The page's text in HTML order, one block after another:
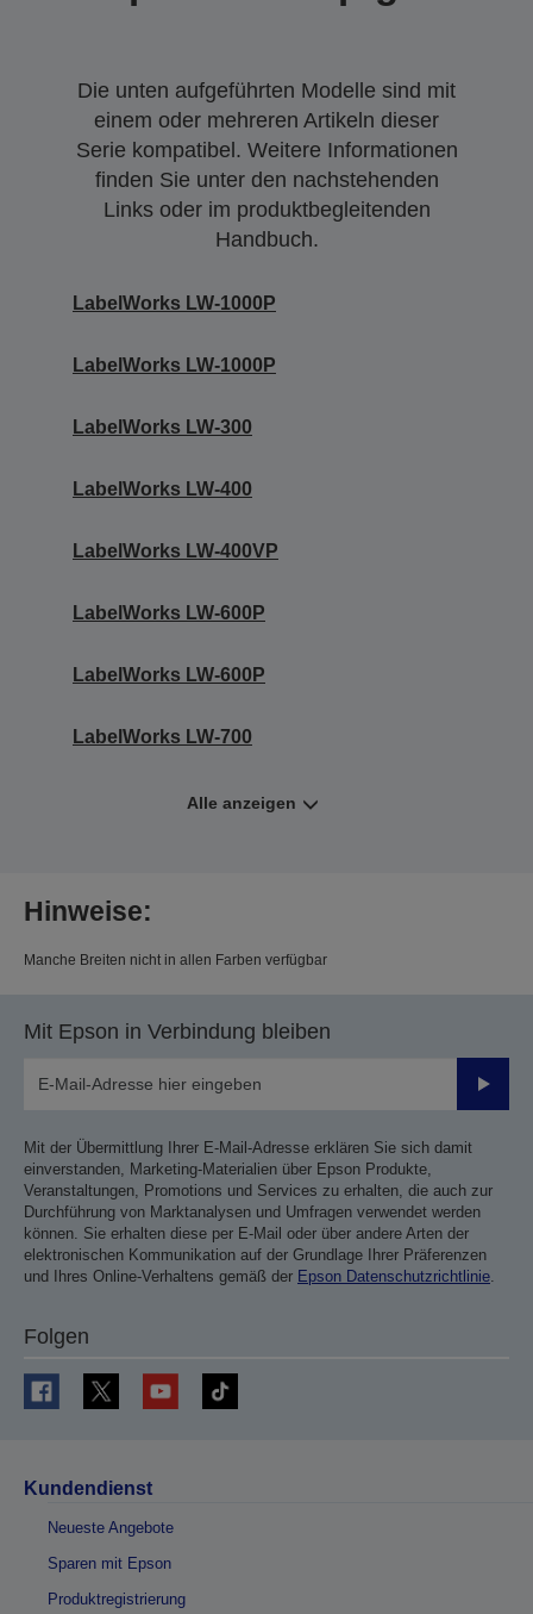
Die unten aufgeführten Modelle sind mit
einem oder mehreren Artikeln dieser
Serie kompatibel. Weitere Informationen
finden Sie unter den nachstehenden
Links oder im produktbegleitenden
Handbuch.
LabelWorks LW-1000P
LabelWorks LW-1000P
LabelWorks LW-300
LabelWorks LW-400
LabelWorks LW-400VP
LabelWorks LW-600P
LabelWorks LW-600P
LabelWorks LW-700
Alle anzeigen
Hinweise:
Manche Breiten nicht in allen Farben verfügbar
Mit Epson in Verbindung bleiben
Mit der Übermittlung Ihrer E-Mail-Adresse erklären Sie sich damit
einverstanden, Marketing-Materialien über Epson Produkte,
Veranstaltungen, Promotions und Services zu erhalten, die auch zur
Durchführung von Marktanalysen und Umfragen verwendet werden
können. Sie erhalten diese per E-Mail oder über andere Arten der
elektronischen Kommunikation auf der Grundlage Ihrer Präferenzen
und Ihres Online-Verhaltens gemäß der Epson Datenschutzrichtlinie
Folgen
Kundendienst
Neueste Angebote
Sparen mit Epson
Produktregistrierung